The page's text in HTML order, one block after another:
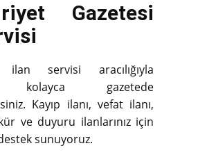
Gazetesi
ilan servisi aracılığıyla
kolayca gazetede
Kayıp ilanı, vefat ilanı,
ve duyuru ilanlarınız için
sunuyoruz.